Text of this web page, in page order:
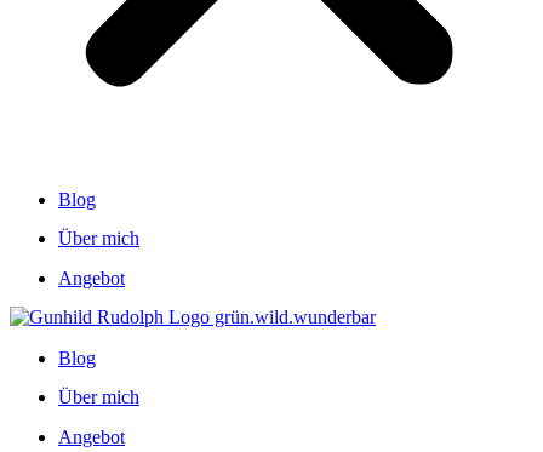
Blog
Über mich
Angebot
Blog
Über mich
Angebot